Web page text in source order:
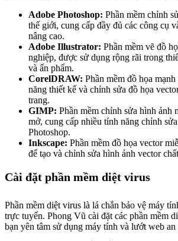
Adobe Photoshop: Phần mềm chỉnh
thế giới, cung cấp đầy đủ các công cụ
nâng cao.
Adobe Illustrator: Phần mềm vẽ đồ
nghiệp, được sử dụng rộng rãi trong
và ấn phẩm.
CorelDRAW: Phần mềm đồ họa
năng thiết kế và chỉnh sửa đồ họa
trang.
GIMP: Phần mềm chỉnh sửa hình ảnh
mở, cung cấp nhiều tính năng chỉnh
Photoshop.
Inkscape: Phần mềm đồ họa vector
để tạo và chỉnh sửa hình ảnh vector
Cài đặt phần mềm diệt virus
Phần mềm diệt virus là lá chắn bảo vệ máy
trực tuyến. Phong Vũ cài đặt các phần mềm
bạn yên tâm sử dụng máy tính và lướt web an